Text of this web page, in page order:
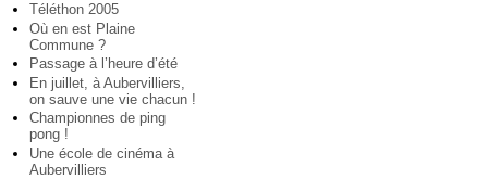
Téléthon 2005
Où en est Plaine
Commune ?
Passage à l’heure d’été
En juillet, à Aubervilliers,
on sauve une vie chacun !
Championnes de ping
pong !
Une école de cinéma à
Aubervilliers